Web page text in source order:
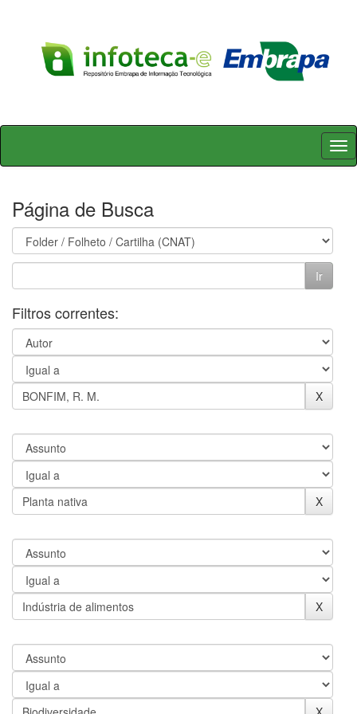
Skip
Página de Busca
Filtros correntes: